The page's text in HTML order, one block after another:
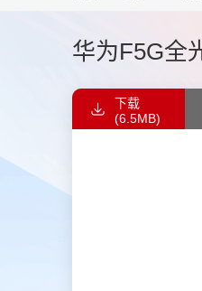
华为F5G全
下载
(6.5MB)